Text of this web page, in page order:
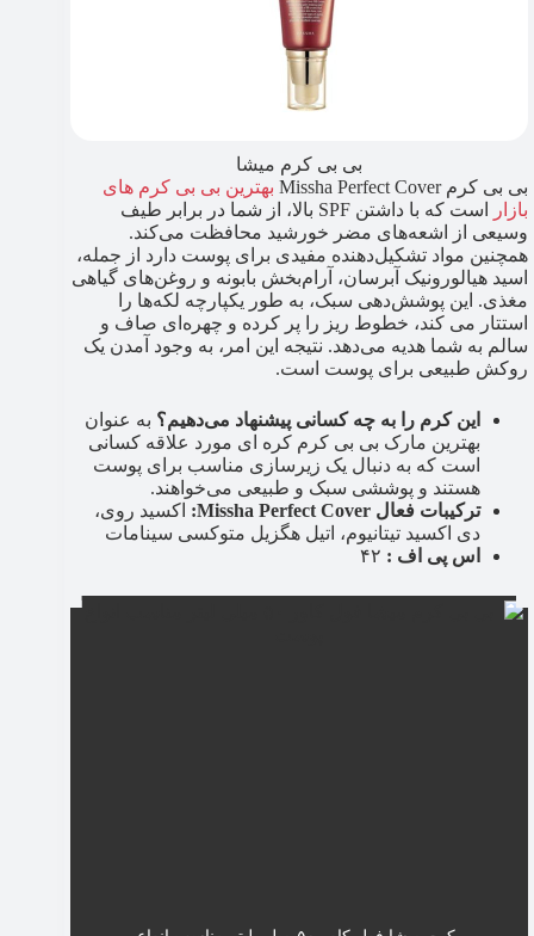
بی بی کرم میشا
بی بی کرم Missha Perfect Cover
بهترین بی بی کرم های
بازار
است که با داشتن SPF بالا، از شما در برابر طیف
وسیعی از اشعه‌های مضر خورشید محافظت می‌کند.
همچنین مواد تشکیل‌دهنده مفیدی برای پوست دارد از جمله،
اسید هیالورونیک آبرسان، آرام‌بخش بابونه و روغن‌های گیاهی
مغذی. این پوشش‌دهی سبک، به طور یکپارچه لکه‌ها را
استتار می کند، خطوط ریز را پر کرده و چهره‌ای صاف و
سالم به شما هدیه می‌دهد. نتیجه این امر، به وجود آمدن یک
روکش طبیعی برای پوست است.
این کرم را به چه کسانی پیشنهاد می‌دهیم؟ به عنوان
بهترین مارک بی بی کرم کره ای مورد علاقه کسانی
است که به دنبال یک زیرسازی مناسب برای پوست
هستند و پوششی سبک و طبیعی می‌خواهند.
ترکیبات فعال Missha Perfect Cover:
اکسید روی،
دی اکسید تیتانیوم، اتیل هگزیل متوکسی سینامات
اس پی اف :